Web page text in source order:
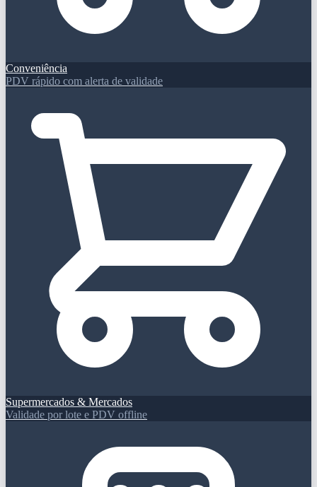
Conveniência
PDV rápido com alerta de validade
Supermercados & Mercados
Validade por lote e PDV offline